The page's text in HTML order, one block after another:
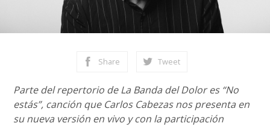
Share Tweet
Parte del repertorio de La Banda del Dolor es “No
estás”, canción que Carlos Cabezas nos presenta en
su nueva versión en vivo y con la participación